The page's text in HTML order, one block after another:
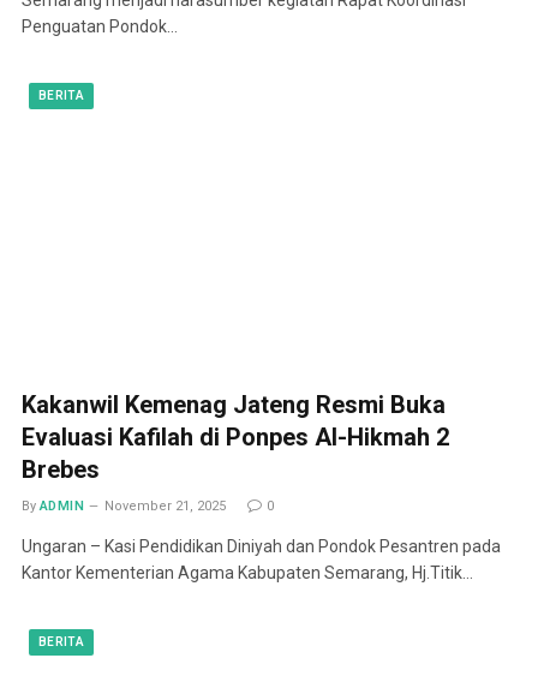
Penguatan Pondok…
BERITA
Kakanwil Kemenag Jateng Resmi Buka
Evaluasi Kafilah di Ponpes Al-Hikmah 2
Brebes
By ADMIN November 21, 2025 0
Ungaran – Kasi Pendidikan Diniyah dan Pondok Pesantren pada
Kantor Kementerian Agama Kabupaten Semarang, Hj.Titik…
BERITA